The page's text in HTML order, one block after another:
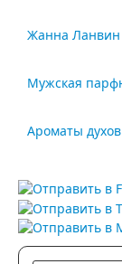
Жанна Ланвин
Жанна Ланвин
Мужская
Бренд Хуго
Ароматы духов
Цветочные
женственными
конечно,